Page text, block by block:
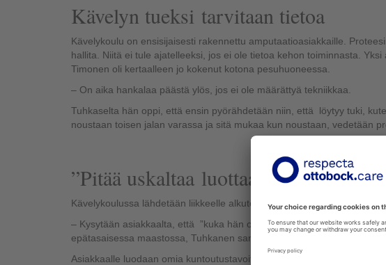
Kävelyn tueksi tarvitaan tietoa
Kävelykoulu on ensisijaisesti rakennettu amputaatioasiakkaille.
hallita. Niitä ei tule ajatelleeksi, jos ei ole tietoa kehon toiminnasta.
Timonen oli kertaalleen jo kokenut kotona pesuhuoneessa.
– On aika hankalaa päästä ylös, jos ei ole määrättyä tekniikkaa.
Tuhkaselta hän oppi, että ensin pyörähdetään niin, että löytyy tuki,
noustaan toisen jalan varassa ja sitä mukaa kun noustaan, vedetään
”Pitää uskaltaa luottaa”
Kävelykoulussa lähdetään liikkeelle alkutesteillä ja toimintakyvyn
– Kysytään asiakkaalta, että ”kuka hän on” eli kartoitetaan, mitä hän
epätasaisessa maastossa, Tuhkanen sanoo.
Asiakkaalle luodaan omia kuntoutustavoitteita. Samalla